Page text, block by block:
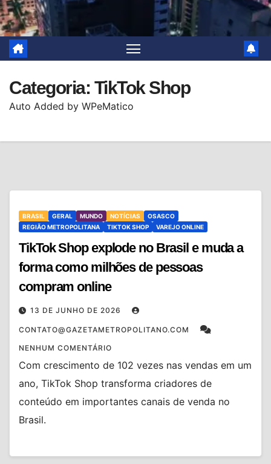
Categoria: TikTok Shop
Auto Added by WPeMatico
BRASIL GERAL MUNDO NOTÍCIAS
OSASCO
REGIÃO METROPOLITANA
TIKTOK SHOP VAREJO ONLINE
TikTok Shop explode no Brasil e muda a
forma como milhões de pessoas
compram online
13 DE JUNHO DE 2026
CONTATO@GAZETAMETROPOLITANO.COM
NENHUM COMENTÁRIO
Com crescimento de 102 vezes nas vendas em um
ano, TikTok Shop transforma criadores de
conteúdo em importantes canais de venda no
Brasil.